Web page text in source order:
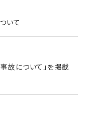
いて
故について」を掲載